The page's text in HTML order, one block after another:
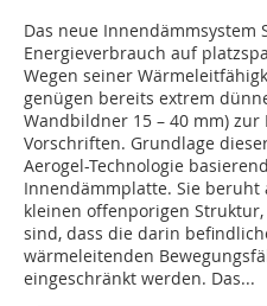
Das neue Innendämmsystem
Energieverbrauch auf
Wegen seiner
genügen bereits extrem
Wandbildner 15 – 40 mm)
Vorschriften. Grundlage
Aerogel-Technologie
Innendämmplatte. Sie beruht
kleinen offenporigen
sind, dass die darin
wärmeleitenden
eingeschränkt werden. Das...